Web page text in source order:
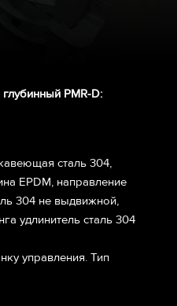
PMR-D:
сталь 304,
EPDM, направление
304 не выдвижной,
удлинитель сталь 304
управления. Тип